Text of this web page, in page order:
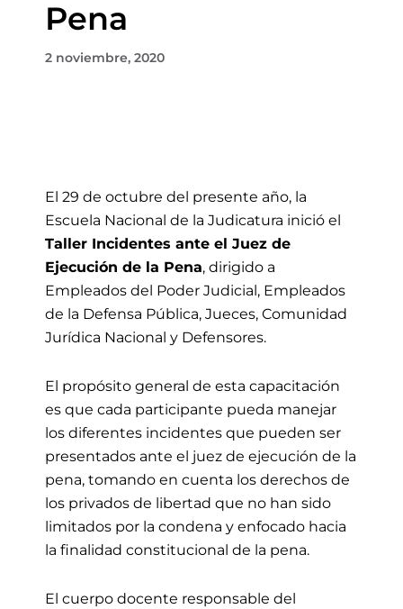
Pena
2 noviembre, 2020
El 29 de octubre del presente año, la
Escuela Nacional de la Judicatura inició el
Taller Incidentes ante el Juez de
Ejecución de la Pena, dirigido a
Empleados del Poder Judicial, Empleados
de la Defensa Pública, Jueces, Comunidad
Jurídica Nacional y Defensores.
El propósito general de esta capacitación
es que cada participante pueda manejar
los diferentes incidentes que pueden ser
presentados ante el juez de ejecución de la
pena, tomando en cuenta los derechos de
los privados de libertad que no han sido
limitados por la condena y enfocado hacia
la finalidad constitucional de la pena.
El cuerpo docente responsable del